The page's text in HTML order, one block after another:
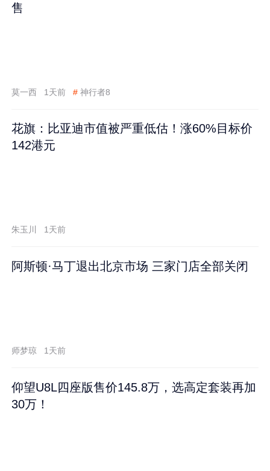
售
莫一西 1天前 # 神行者8
花旗：比亚迪市值被严重低估！涨60%目标价
142港元
朱玉川 1天前
阿斯顿·马丁退出北京市场 三家门店全部关闭
师梦琼 1天前
仰望U8L四座版售价145.8万，选高定套装再加
30万！